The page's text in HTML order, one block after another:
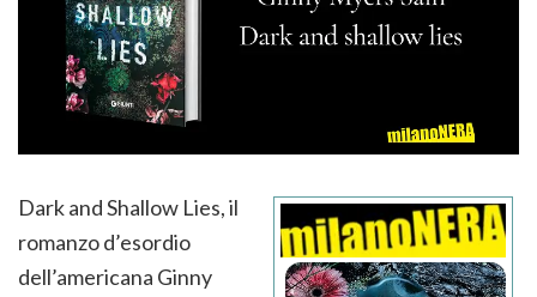
Dark and Shallow Lies, il
romanzo d’esordio
dell’americana Ginny